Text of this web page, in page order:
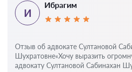
И
Ибрагим
Отзыв об адвокате Султановой
Шухратовне«Хочу выразить
адвокату Султановой Сабинахан